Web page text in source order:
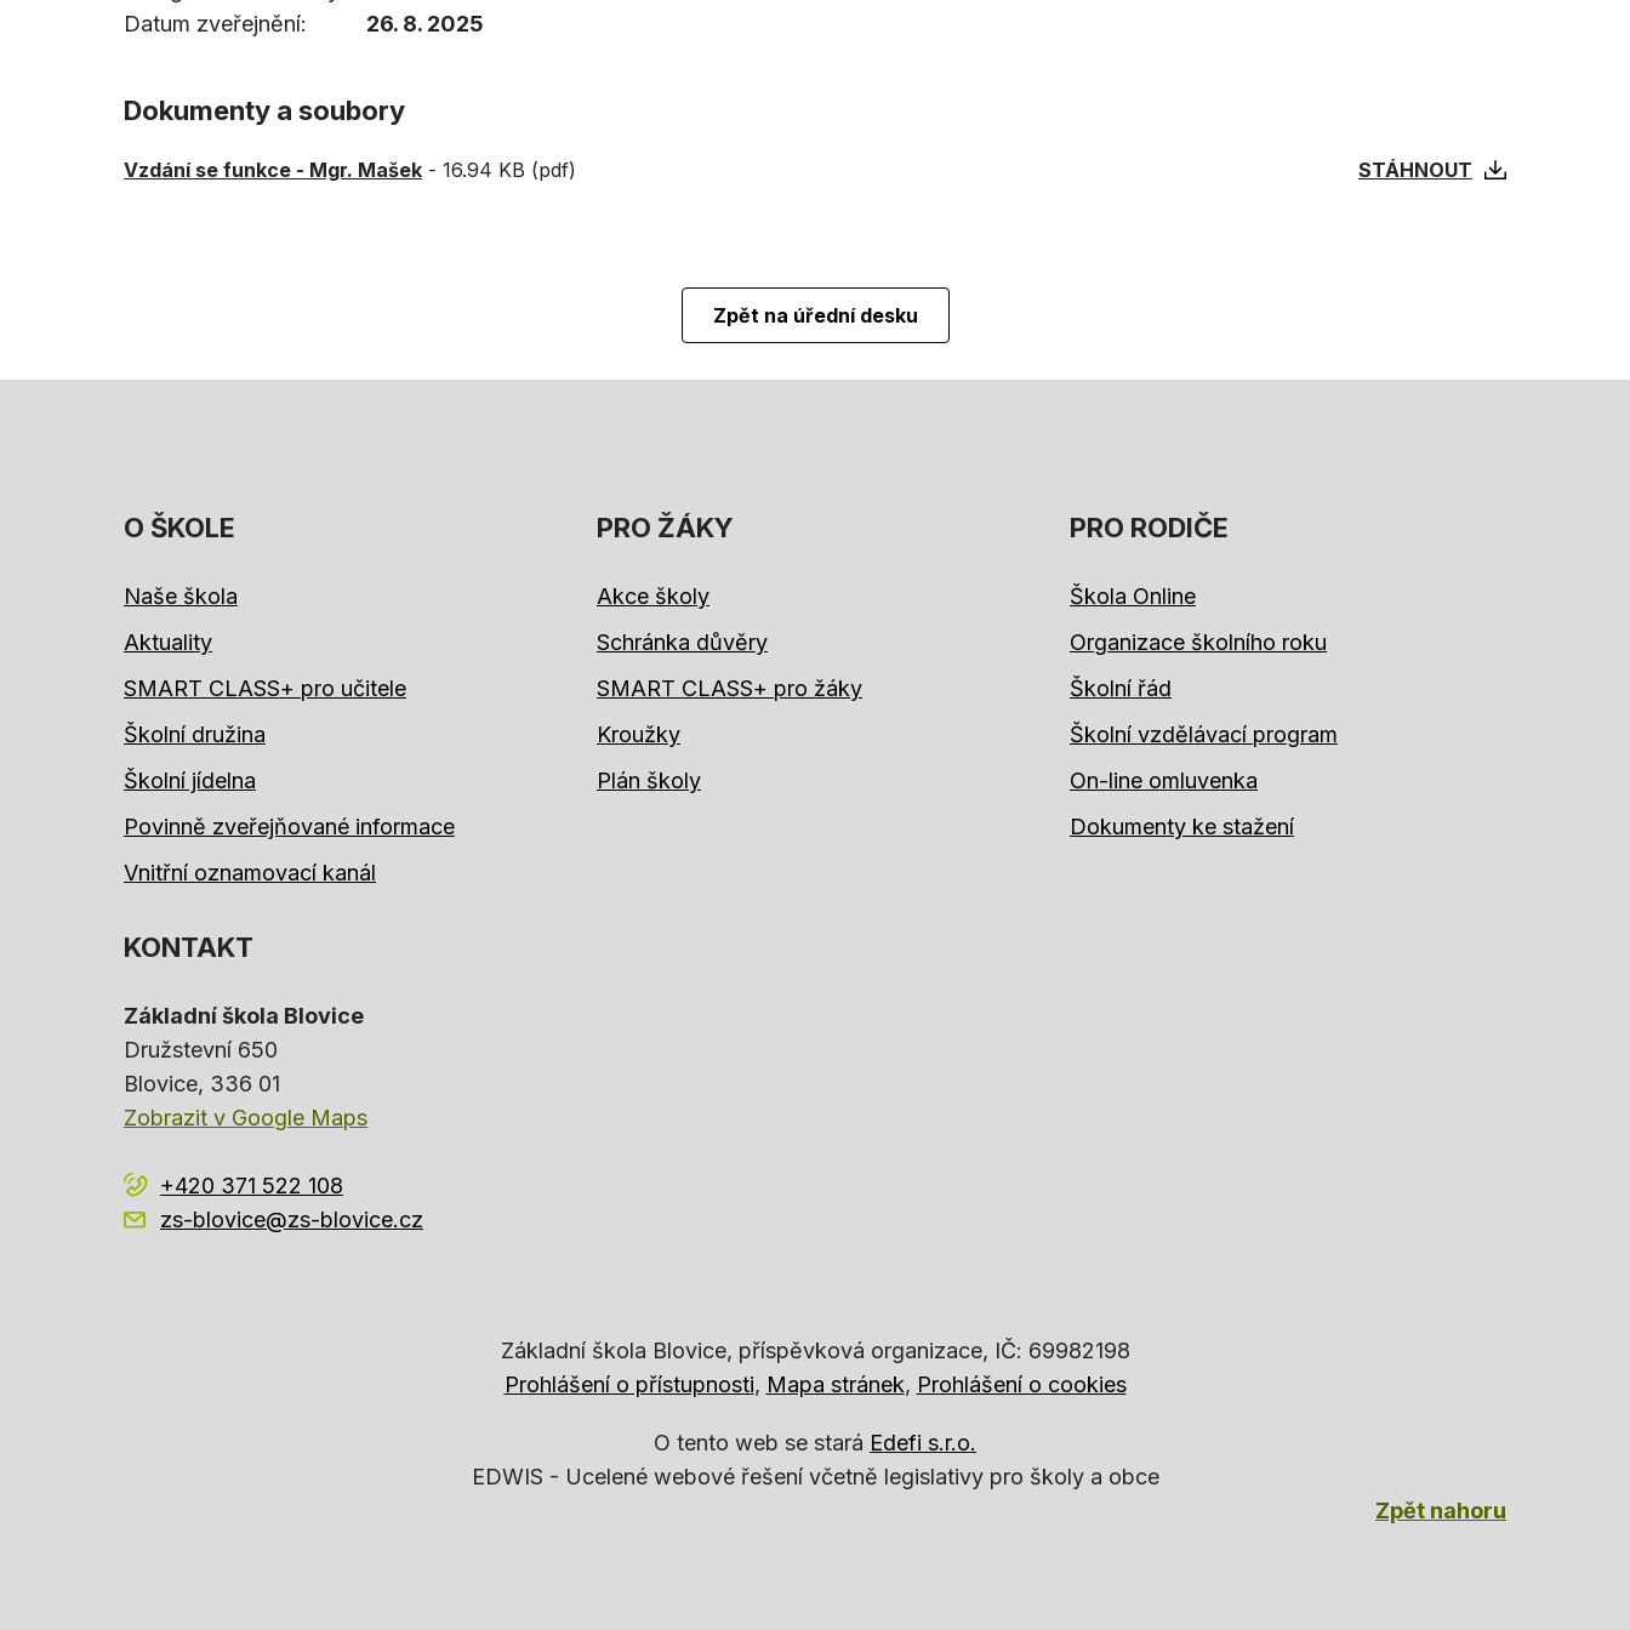
Datum zveřejnění
26. 8. 2025
Dokumenty a soubory
Vzdání se funkce - Mgr. Mašek - 16.94 KB (pdf) STÁHNOUT
Zpět na úřední desku
O ŠKOLE
Naše škola
Aktuality
SMART CLASS+ pro učitele
Školní družina
Školní jídelna
Povinně zveřejňované informace
Vnitřní oznamovací kanál
PRO ŽÁKY
Akce školy
Schránka důvěry
SMART CLASS+ pro žáky
Kroužky
Plán školy
PRO RODIČE
Škola Online
Organizace školního roku
Školní řád
Školní vzdělávací program
On-line omluvenka
Dokumenty ke stažení
KONTAKT
Základní škola Blovice
Družstevní 650
Blovice, 336 01
Zobrazit v Google Maps
+420 371 522 108
zs-blovice@zs-blovice.cz
Základní škola Blovice, příspěvková organizace, IČ: 69982198
Prohlášení o přístupnosti
Mapa stránek Prohlášení o cookies
O tento web se stará Edefi s.r.o.
EDWIS - Ucelené webové řešení včetně legislativy pro školy a obce
Zpět nahoru